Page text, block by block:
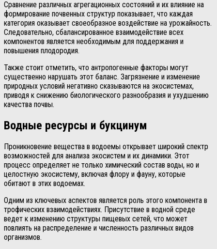
Сравнение различных агрегационных состояний и их влияние на
формирование почвенных структур показывает, что каждая
категория оказывает своеобразное воздействие на урожайность.
Следовательно, сбалансированное взаимодействие всех
компонентов является необходимым для поддержания и
повышения плодородия.
Также стоит отметить, что антропогенные факторы могут
существенно нарушать этот баланс. Загрязнение и изменение
природных условий негативно сказываются на экосистемах,
приводя к снижению биологического разнообразия и ухудшению
качества почвы.
Водные ресурсы и букцинум
Проникновение вещества в водоемы открывает широкий спектр
возможностей для анализа экосистем и их динамики. Этот
процесс определяет не только химический состав воды, но и
целостную экосистему, включая флору и фауну, которые
обитают в этих водоемах.
Одним из ключевых аспектов является роль этого компонента в
трофических взаимодействиях. Присутствие в водной среде
ведет к изменению структуры пищевых сетей, что может
повлиять на распределение и численность различных видов
организмов.